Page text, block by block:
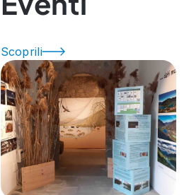
Scoprili